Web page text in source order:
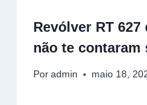
Revólver RT
não te contaram
Por admin maio 18,